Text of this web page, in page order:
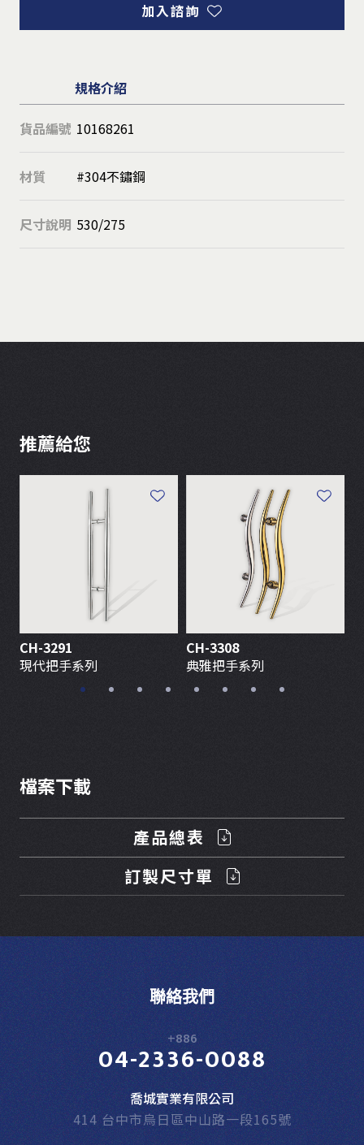
加入諮詢
規格介紹
貨品編號 10168261
材質 #304不鏽鋼
尺寸說明 530/275
推薦給您
CH-3291
現代把手系列
CH-3308
典雅把手系列
檔案下載
產品總表
訂製尺寸單
聯絡我們
+886
04-2336-0088
喬城實業有限公司
414 台中市烏日區中山路一段165號